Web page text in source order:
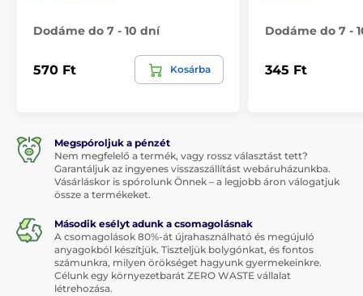
Dodáme do 7 - 10 dní
570 Ft Kosárba
Dodáme do 7 -
345 Ft
Megspóroljuk a pénzét
Nem megfelelő a termék, vagy rossz választást tett?
Garantáljuk az ingyenes visszaszállítást webáruházunkba.
Vásárláskor is spórolunk Önnek – a legjobb áron válogatjuk
össze a termékeket.
Második esélyt adunk a csomagolásnak
A csomagolások 80%-át újrahasználható és megújuló
anyagokból készítjük. Tiszteljük bolygónkat, és fontos
számunkra, milyen örökséget hagyunk gyermekeinkre.
Célunk egy környezetbarát ZERO WASTE vállalat
létrehozása.